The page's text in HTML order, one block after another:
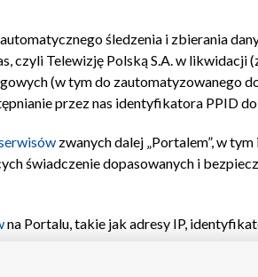
zgody Pomoc Biuro reklamy
śledzenia i zbierania
Telewizję Polską S.A. w likwidacji
(w tym do zautomatyzowanego
przez nas identyfikatora PPID
zwanych dalej „Portalem”, w
świadczenie dopasowanych i
na Portalu, takie jak adresy IP,
lub dostęp do nich, wyboru